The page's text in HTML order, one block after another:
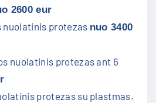
2600 eur
nuolatinis protezas nuo 3400
nuolatinis protezas ant 6
protezas su plastmas.